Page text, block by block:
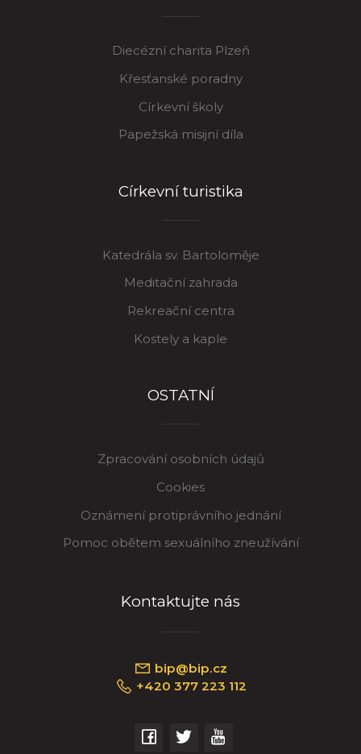
Diecézní charita Plzeň
Křesťanské poradny
Církevní školy
Papežská misijní díla
Církevní turistika
Katedrála sv. Bartoloměje
Meditační zahrada
Rekreační centra
Kostely a kaple
OSTATNÍ
Zpracování osobních údajů
Cookies
Oznámení protiprávního jednání
Pomoc obětem sexuálního zneužívání
Kontaktujte nás
bip@bip.cz
+420 377 223 112